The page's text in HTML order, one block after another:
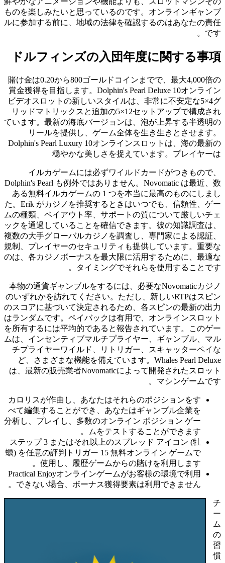
ものを楽しみたいと思っているのです。オンラインギャンブ
ルに参加する前に、地域の法律を確認するのはあなたの責任
です。
ドルフィンズの入団年度に関する事項
賭け金は0.20から800ゴールドコインまでで、最大4,000倍の
賞金獲得を目指します。Dolphin's Pearl Deluxe 10オンライン
ビデオスロットの新しいスタイルは、非常に不安定な5×4グ
リッドマトリックスと追加の5×12セットアップで構成され
ています。最新の海底バージョンは、泡が上昇する半透明の
リールを提供し、ゲーム全体を生き生きとさせます。
Dolphin's Pearl Luxury 10オンラインスロットは、海の最新の
穏やかな美しさを捉えています。プレイヤーは
イルカゲームには必ずワイルドカードがつきもので、
Dolphin's Pearl も例外ではありません。Novomatic は最近、数
ある無料イルカゲームの 1 つを本当に最高のものにしまし
た。Erik がカジノを推奨するときはいつでも、信頼性、ゲー
ムの種類、ペイアウト率、サポートの質について厳しいチェ
ックを通過していることを確信できます。彼の知識調査は、
複数の大手グローバルカジノを調査し、専門家による認証、
規制、プレイヤーのセキュリティも提供しています。重要な
のは、各カジノボーナスを最大限に活用するために、最適な
タイミングでそれらを使用することです。
本物の通貨ギャンブルをするには、必要なNovomaticカジノ
のいずれかを訪れてください。ただし、新しいRTPはスピン
のスコアに基づいて決定されるため、各スピンの最新の出力
はランダムです。ペイバックは有用で、オンラインスロット
を所有するには平均的であると報告されています。このゲー
ムは、インセンティブマルチプライヤー、ギャンブル、マル
チプライヤーワイルド、リトリガー、スキャッターペイな
ど、さまざまな機能を備えています。Whales Pearl Deluxe
は、最新の販売業者Novomaticによって開発されたスロット
マシンゲームです。
カロリスが作曲し、あなたはそれらのポジションをす
べて編集することができ、あなたはギャンブル企業を
分析し、プレイし、多数のオンライン ポジション ゲー
ムをテストすることができます。
ステップ 3 またはそれ以上のスプレッド アイコン (牡
蠣) を任意の評判トリガー 15 無料オンライン ゲームで
使用し、履歴ゲームからの賭けを利用します。
Practical Enjoyオンラインゲームがお客様の環境で利用
できない場合、ボーナス獲得要素は利用できません。
チ
ー
ム
の
習
慣